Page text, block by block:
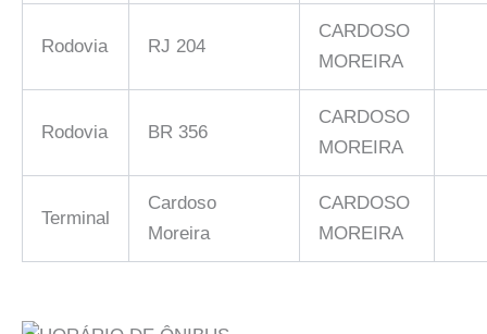
Rodovia RJ 204
CARDOSO
MOREIRA
Rodovia BR 356
CARDOSO
MOREIRA
Terminal
Cardoso
Moreira
CARDOSO
MOREIRA